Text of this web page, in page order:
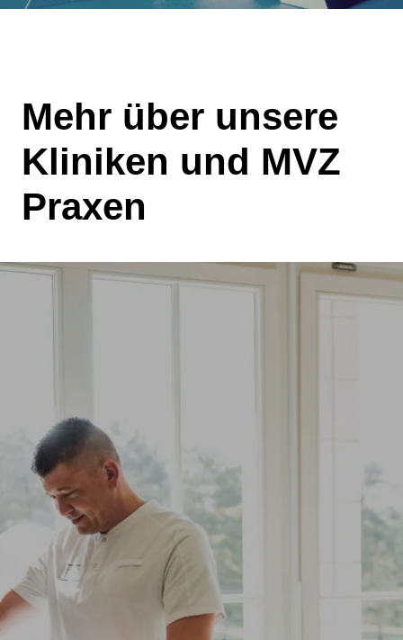
Mehr über unsere
Kliniken und MVZ
Praxen